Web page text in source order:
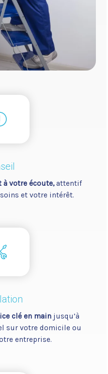
à votre écoute,attentif
et votre intérêt.
clé en main jusqu’à
sur votre domicile ou
entreprise.